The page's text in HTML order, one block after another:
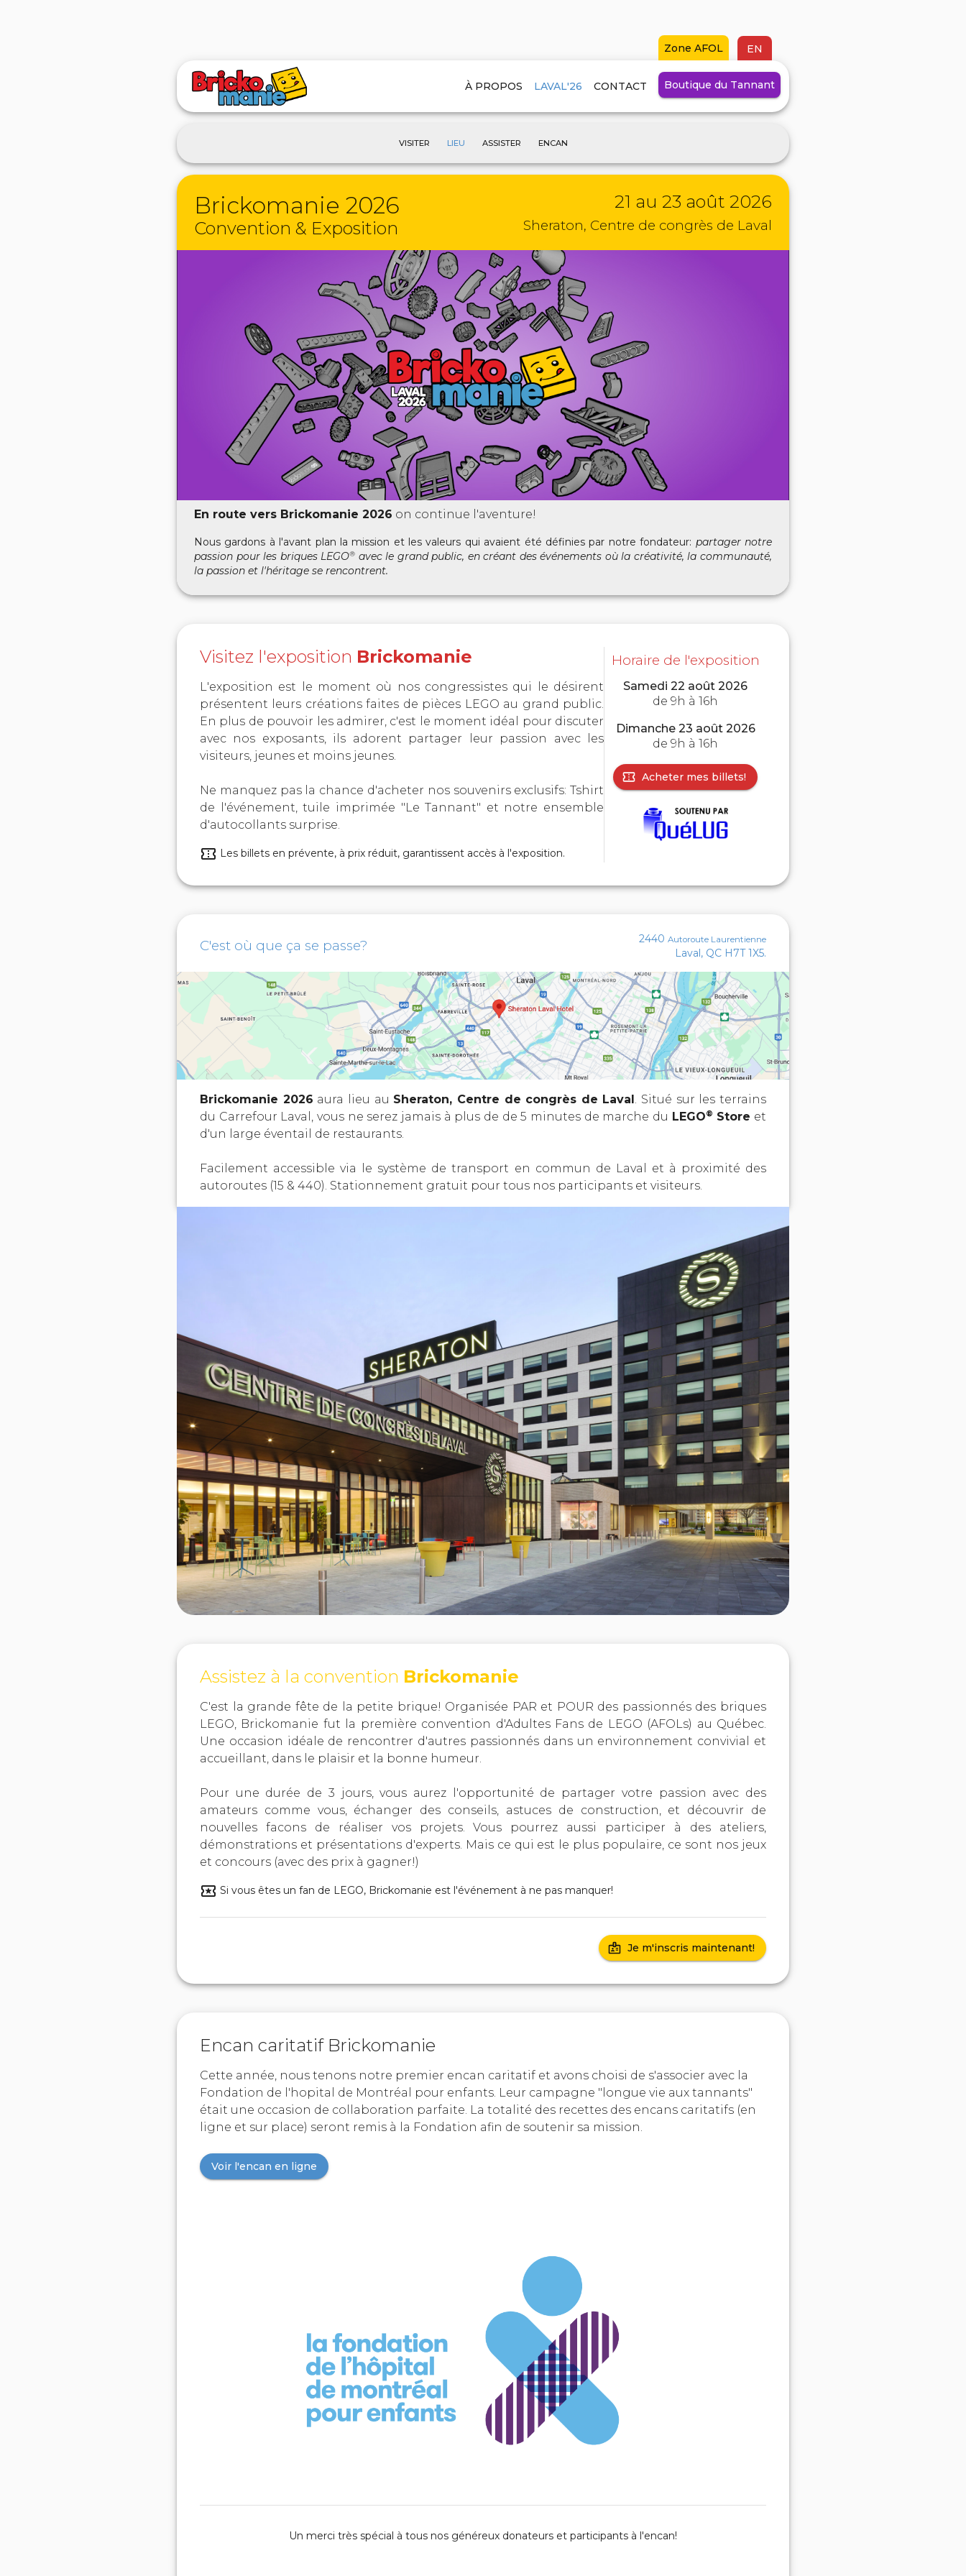
À PROPOS LAVAL'26 CONTACT Boutique du Tannant
EN
Zone AFOL
VISITER LIEU ASSISTER ENCAN
Brickomanie 2026
Convention & Exposition
21 au 23 août 2026
Sheraton, Centre de congrès de Laval
En route vers Brickomanie 2026 on continue l'aventure!
Nous gardons à l'avant plan la mission et les valeurs qui avaient été définies par notre fondateur: partager notre
passion pour les briques LEGO® avec le grand public, en créant des événements où la créativité, la communauté,
la passion et l'héritage se rencontrent.
Visitez l'exposition Brickomanie
L'exposition est le moment où nos congressistes qui le désirent
présentent leurs créations faites de pièces LEGO au grand public.
En plus de pouvoir les admirer, c'est le moment idéal pour discuter
avec nos exposants, ils adorent partager leur passion avec les
visiteurs, jeunes et moins jeunes.
Ne manquez pas la chance d'acheter nos souvenirs exclusifs: Tshirt
de l'événement, tuile imprimée "Le Tannant" et notre ensemble
d'autocollants surprise.
Les billets en prévente, à prix réduit, garantissent accès à l'exposition.
Horaire de l'exposition
Samedi 22 août 2026
de 9h à 16h
Dimanche 23 août 2026
de 9h à 16h
Acheter mes billets!
C'est où que ça se passe? 2440 Autoroute Laurentienne
Laval, QC H7T 1X5.
Brickomanie 2026 aura lieu au Sheraton, Centre de congrès de Laval. Situé sur les terrains
du Carrefour Laval, vous ne serez jamais à plus de de 5 minutes de marche du LEGO® Store et
d'un large éventail de restaurants.
Facilement accessible via le système de transport en commun de Laval et à proximité des
autoroutes (15 & 440). Stationnement gratuit pour tous nos participants et visiteurs.
Assistez à la convention Brickomanie
C'est la grande fête de la petite brique! Organisée PAR et POUR des passionnés des briques
LEGO, Brickomanie fut la première convention d'Adultes Fans de LEGO (AFOLs) au Québec.
Une occasion idéale de rencontrer d'autres passionnés dans un environnement convivial et
accueillant, dans le plaisir et la bonne humeur.
Pour une durée de 3 jours, vous aurez l'opportunité de partager votre passion avec des
amateurs comme vous, échanger des conseils, astuces de construction, et découvrir de
nouvelles facons de réaliser vos projets. Vous pourrez aussi participer à des ateliers,
démonstrations et présentations d'experts. Mais ce qui est le plus populaire, ce sont nos jeux
et concours (avec des prix à gagner!)
Si vous êtes un fan de LEGO, Brickomanie est l'événement à ne pas manquer!
Je m'inscris maintenant!
Encan caritatif Brickomanie
Cette année, nous tenons notre premier encan caritatif et avons choisi de s'associer avec la
Fondation de l'hopital de Montréal pour enfants. Leur campagne "longue vie aux tannants"
était une occasion de collaboration parfaite. La totalité des recettes des encans caritatifs (en
ligne et sur place) seront remis à la Fondation afin de soutenir sa mission.
Voir l'encan en ligne
Un merci très spécial à tous nos généreux donateurs et participants à l'encan!